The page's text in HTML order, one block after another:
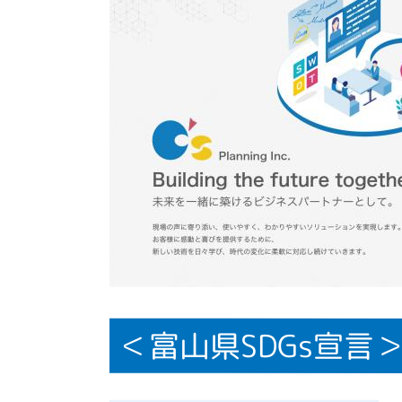
＜富山県SDGs宣言